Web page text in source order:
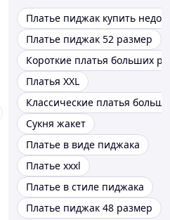
Платье пиджак купить
Платье пиджак 52 размер
Короткие платья больших
Платья XXL
Классические платья
Сукня жакет
Платье в виде пиджака
Платье xxxl
Платье в стиле пиджака
Платье пиджак 48 размер